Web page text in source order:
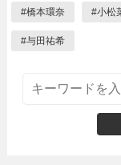
#橋本環奈 #小松
#与田祐希